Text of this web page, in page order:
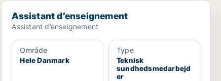
Assistant d’enseignement
Assistant d’enseignement
Assistant d’enseignement
Område
Hele Danmark
Type
Teknisk
sundhedsmedarbejd
er